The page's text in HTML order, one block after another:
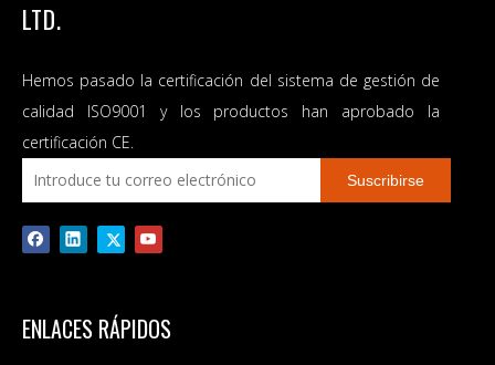
Inversor solar híbrido de
energía doméstica de onda
sinusoidal pura fuera de la
red
LTD.
Hemos pasado la certificación del sistema de gestión de
calidad ISO9001 y los productos han aprobado la
certificación CE.
Suscribirse
ENLACES RÁPIDOS